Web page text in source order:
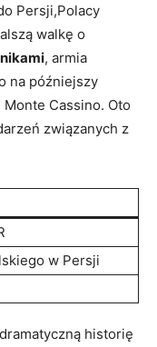
Persji,Polacy
walkę o
, armia
na późniejszy
Cassino. Oto
związanych z
w Persji
historię